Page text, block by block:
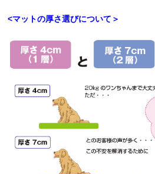
<マットの厚さ選びについて＞